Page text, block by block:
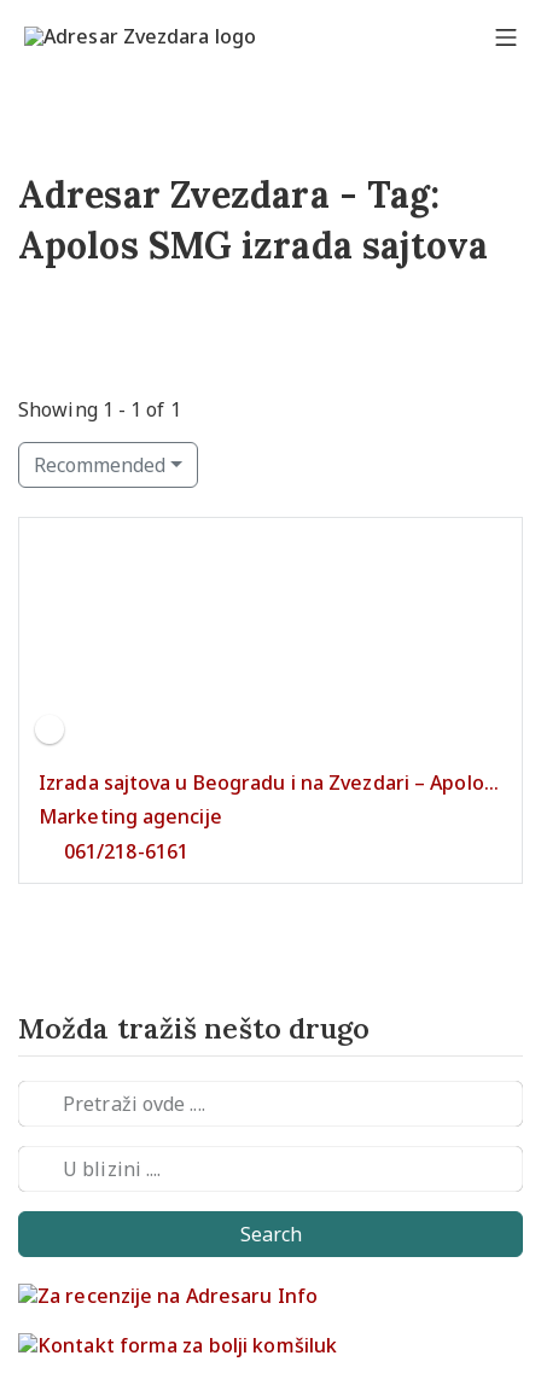
Adresar Zvezdara - Tag:
Apolos SMG izrada sajtova
Showing 1 - 1 of 1
Recommended
Izrada sajtova u Beogradu i na Zvezdari – Apolo...
Marketing agencije
061/218-6161
Možda tražiš nešto drugo
Search